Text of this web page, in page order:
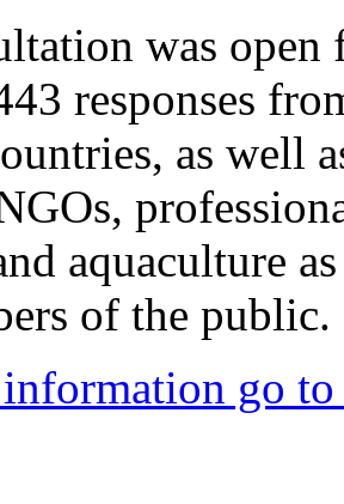
was
responses
as well
aquaculture
of the public.
go to